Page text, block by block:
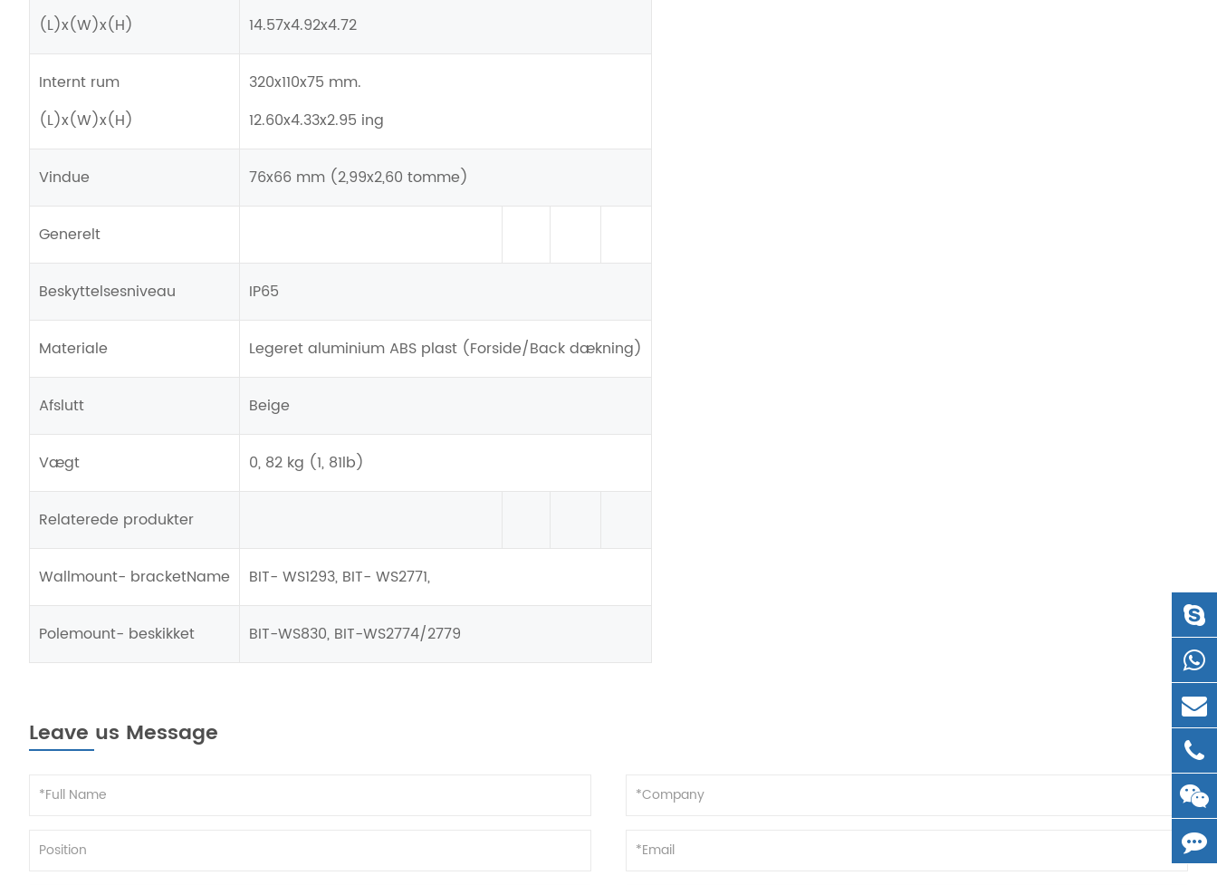
(L)x(W)x(H)
14.57x4.92x4.72
Internt rum
(L)x(W)x(H)
320x110x75 mm.
12.60x4.33x2.95 ing
Vindue 76x66 mm (2,99x2,60 tomme)
Generelt
Beskyttelsesniveau IP65
Materiale Legeret aluminium ABS plast (Forside/Back dækning)
Afslutt Beige
Vægt 0, 82 kg (1, 81lb)
Relaterede produkter
Wallmount- bracketName BIT- WS1293, BIT- WS2771,
Polemount- beskikket BIT-WS830, BIT-WS2774/2779
Leave us Message